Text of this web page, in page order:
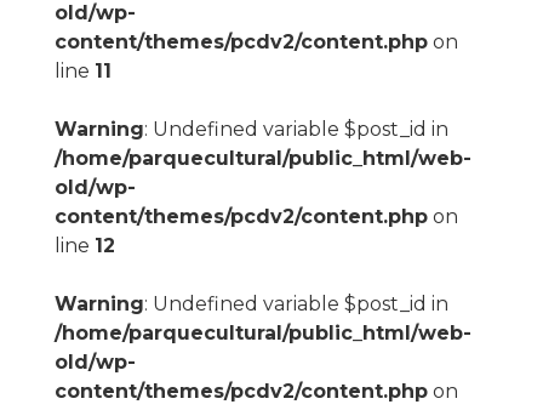
old/wp-
content/themes/pcdv2/content.phpon
line 11
Warning: Undefined variable $post_id in
/home/parquecultural/public_html/web-
old/wp-
content/themes/pcdv2/content.phpon
line 12
Warning: Undefined variable $post_id in
/home/parquecultural/public_html/web-
old/wp-
content/themes/pcdv2/content.phpon